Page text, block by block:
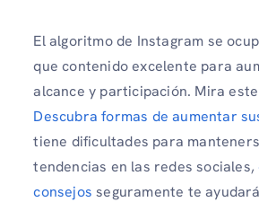
El algoritmo de Instagram se
que contenido excelente para
alcance y participación. Mira
Descubra formas de aumentar
tiene dificultades para
tendencias en las redes sociales,
consejos seguramente te